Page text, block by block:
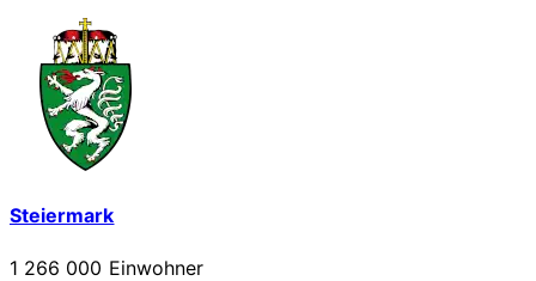
Steiermark
1 266 000 Einwohner